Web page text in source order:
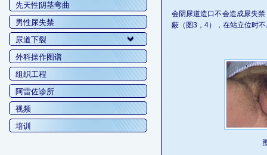
先天性阴茎弯曲
男性尿失禁
尿道下裂
外科操作图谱
组织工程
阿雷佐诊所
视频
培训
会阴尿道造口不会造成尿失
蔽（图3，4），在站立位时